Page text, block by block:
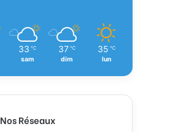
33 ℃
sam
37 ℃
dim
35 ℃
lun
Nos Réseaux